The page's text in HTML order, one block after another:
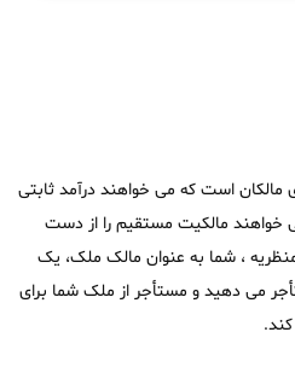
مالکان است که می خواهند درآمد ثابتی
خواهند مالکیت مستقیم را از دست
، شما به عنوان مالک ملک، یک
می دهید و مستأجر از ملک شما برای